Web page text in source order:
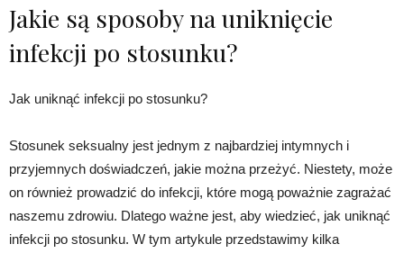
Jakie są sposoby na uniknięcie
infekcji po stosunku?
Jak uniknąć infekcji po stosunku?
Stosunek seksualny jest jednym z najbardziej intymnych i
przyjemnych doświadczeń, jakie można przeżyć. Niestety, może
on również prowadzić do infekcji, które mogą poważnie zagrażać
naszemu zdrowiu. Dlatego ważne jest, aby wiedzieć, jak uniknąć
infekcji po stosunku. W tym artykule przedstawimy kilka